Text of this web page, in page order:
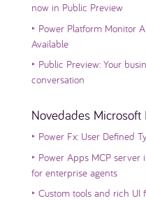
now in Public Preview
‣ Power Platform Monitor
Available
‣ Public Preview: Your
conversation
Novedades Microsoft
‣ Power Fx: User Defined
‣ Power Apps MCP server
for enterprise agents
‣ Custom tools and rich UI